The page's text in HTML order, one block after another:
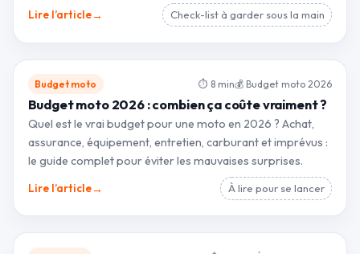
Lire l’article→ Check-list à garder sous la main
Budget moto ⏱ 8 min💰 Budget moto 2026
Budget moto 2026 : combien ça coûte vraiment ?
Quel est le vrai budget pour une moto en 2026 ? Achat,
assurance, équipement, entretien, carburant et imprévus :
le guide complet pour éviter les mauvaises surprises.
Lire l’article→ À lire pour se lancer